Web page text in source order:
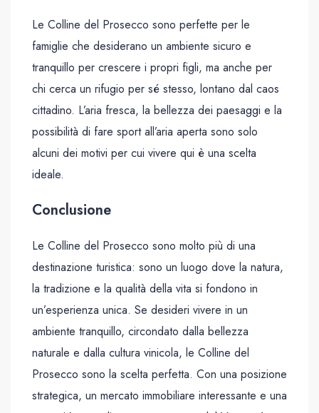
Le Colline del Prosecco sono perfette per le
famiglie che desiderano un ambiente sicuro e
tranquillo per crescere i propri figli, ma anche per
chi cerca un rifugio per sé stesso, lontano dal caos
cittadino. L’aria fresca, la bellezza dei paesaggi e la
possibilità di fare sport all’aria aperta sono solo
alcuni dei motivi per cui vivere qui è una scelta
ideale.
Conclusione
Le Colline del Prosecco sono molto più di una
destinazione turistica: sono un luogo dove la natura,
la tradizione e la qualità della vita si fondono in
un’esperienza unica. Se desideri vivere in un
ambiente tranquillo, circondato dalla bellezza
naturale e dalla cultura vinicola, le Colline del
Prosecco sono la scelta perfetta. Con una posizione
strategica, un mercato immobiliare interessante e una